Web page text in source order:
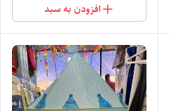
افزودن به سبد